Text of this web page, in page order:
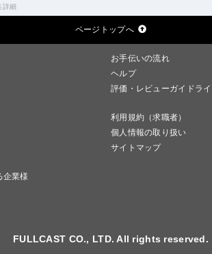
詳細
ページトップへ
お手伝いの流れ
ヘルプ
評価・レビューガイドラ
利用規約（求職者）
個人情報の取り扱い
サイトマップ
企業様
FULLCAST CO., LTD. All rights reserved.